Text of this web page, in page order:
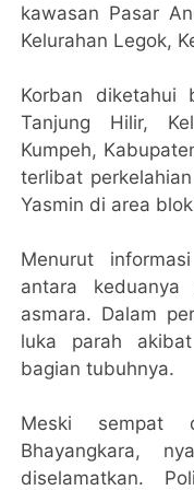
kawasan Pasar
Kelurahan Legok,
Korban diketahui
Tanjung Hilir,
Kumpeh,
terlibat
Yasmin di area
Menurut
antara
asmara. Dalam
luka parah
bagian tubuhnya.
Meski sempat
Bhayangkara,
diselamatkan.